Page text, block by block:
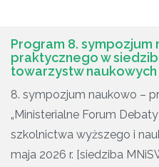
Program 8. sympozjum
praktycznego w
towarzystw naukowych
8. sympozjum naukowo –
„Ministerialne Forum
szkolnictwa wyższego i
maja 2026 r. [siedziba